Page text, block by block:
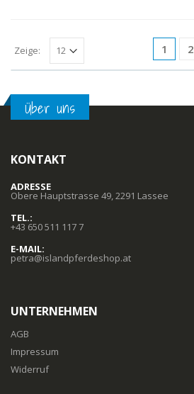
1 2
Zeige:
Über uns
KONTAKT
ADRESSE
Obere Hauptstrasse 49, 2291 Lassee
TEL.:
+43 650 511 117 7
E-MAIL:
petra@islandpferdeshop.at
UNTERNEHMEN
AGB
Impressum
Widerruf